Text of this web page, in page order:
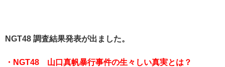
NGT48 調査結果発表が出ました。
・NGT48 山口真帆暴行事件の生々しい真実とは？